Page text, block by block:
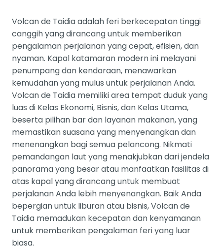
Volcan de Taidia adalah feri berkecepatan tinggi
canggih yang dirancang untuk memberikan
pengalaman perjalanan yang cepat, efisien, dan
nyaman. Kapal katamaran modern ini melayani
penumpang dan kendaraan, menawarkan
kemudahan yang mulus untuk perjalanan Anda.
Volcan de Taidia memiliki area tempat duduk yang
luas di Kelas Ekonomi, Bisnis, dan Kelas Utama,
beserta pilihan bar dan layanan makanan, yang
memastikan suasana yang menyenangkan dan
menenangkan bagi semua pelancong. Nikmati
pemandangan laut yang menakjubkan dari jendela
panorama yang besar atau manfaatkan fasilitas di
atas kapal yang dirancang untuk membuat
perjalanan Anda lebih menyenangkan. Baik Anda
bepergian untuk liburan atau bisnis, Volcan de
Taidia memadukan kecepatan dan kenyamanan
untuk memberikan pengalaman feri yang luar
biasa.